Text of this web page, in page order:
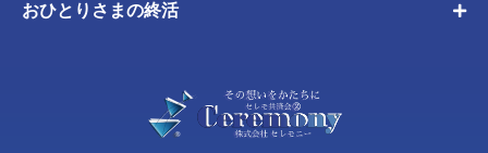
おひとりさまの終活